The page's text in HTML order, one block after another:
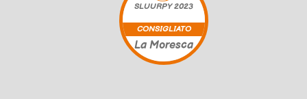
SLUURPY2023
CONSIGLIATO
La Moresca